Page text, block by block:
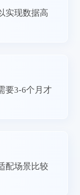
实现数据高
要3-6个月才
配场景比较